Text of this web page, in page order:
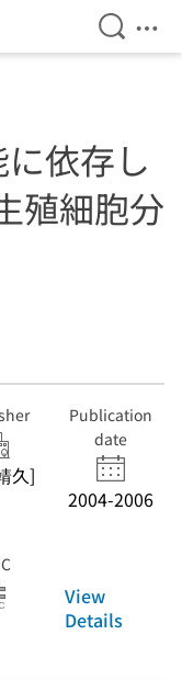
Open
依存し
殖細胞分
久]
Publication
date
2004-2006
View
Details